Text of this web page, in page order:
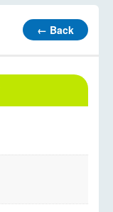
← Back